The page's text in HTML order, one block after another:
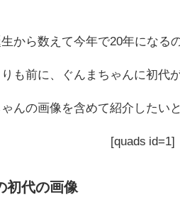
から数えて今年で20年になる
も前に、ぐんまちゃんに初代
んの画像を含めて紹介したいと
[quads id=1]
初代の画像